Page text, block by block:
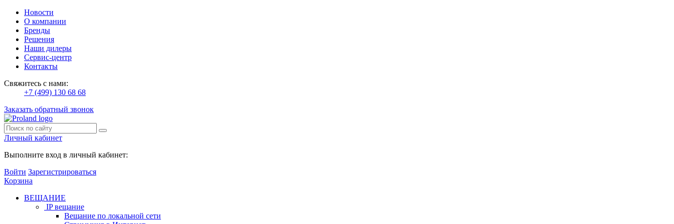
Новости
О компании
Бренды
Решения
Наши дилеры
Сервис-центр
Контакты
Свяжитесь с нами:
+7 (499) 130 68 68
Заказать обратный звонок
Личный кабинет
Выполните вход в личный кабинет:
Войти Зарегистрироваться
Корзина
ВЕЩАНИЕ
IP вещание
Вещание по локальной сети